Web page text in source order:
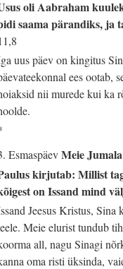
oli Aabraham
saama pärandiks, ja
uus päev on kingitus
ees ootab,
nii murede kui ka
EsmaspäevMeie
kirjutab: Millist
on Issand mind
Jeesus Kristus, Sina
Meie elurist tundub
all, nagu Sinagi
oma risti üksinda,